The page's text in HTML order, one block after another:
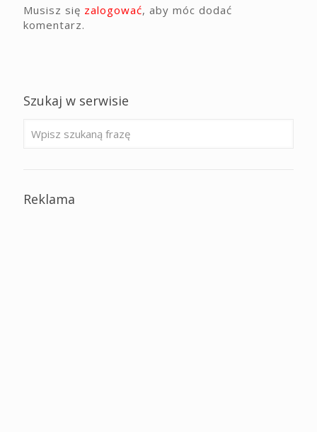
Musisz się zalogować, aby móc dodać
komentarz.
Szukaj w serwisie
Reklama